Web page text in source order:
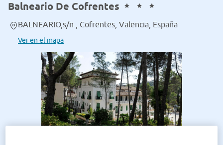
Balneario De Cofrentes
BALNEARIO,s/n , Cofrentes, Valencia, España
Ver en el mapa